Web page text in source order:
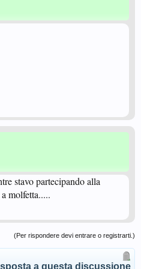
stavo partecipando alla
molfetta.....
(Per rispondere devi entrare o registrarti.)
a questa discussione